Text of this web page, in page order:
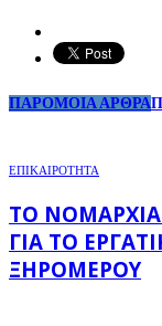
ΠΑΡΟΜΟΙΑ ΑΡΘΡΑ
ΕΠΙΚΑΙΡΟΤΗΤΑ
ΤΟ
ΓΙΑ ΤΟ
ΞΗΡΟΜΈΡΟΥ